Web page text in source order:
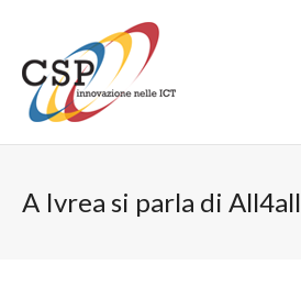
A Ivrea si parla di All4all